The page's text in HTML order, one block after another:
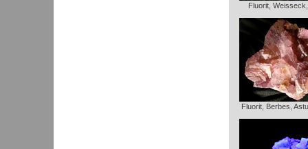
Fluorit,
Fluorit, Berbes,